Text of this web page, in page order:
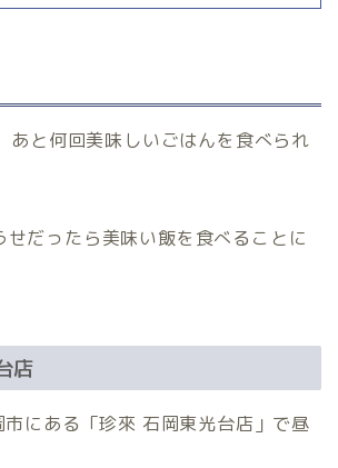
あと何回美味しいごはんを食べられ
せだったら美味い飯を食べることに
店
にある「珍來 石岡東光台店」で昼